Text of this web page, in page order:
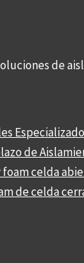
de
de
foam celda
de celda